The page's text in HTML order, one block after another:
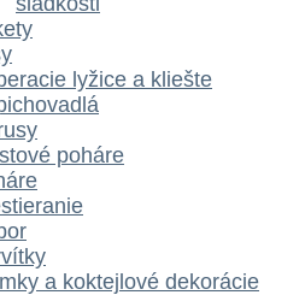
lyžice a kliešte
poháre
a koktejlové dekorácie